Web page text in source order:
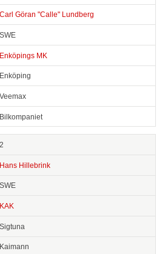
Carl Göran "Calle" Lundberg
SWE
Enköpings MK
Enköping
Veemax
Bilkompaniet
2
Hans Hillebrink
SWE
KAK
Sigtuna
Kaimann